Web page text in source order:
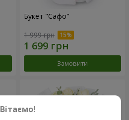
Букет "Сафо"
1 999 грн
Замовити
Вітаємо!